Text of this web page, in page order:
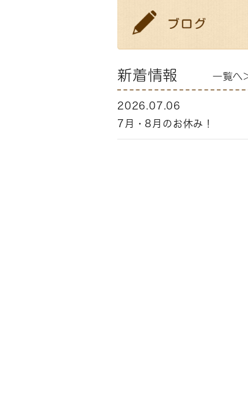
新着情報 一覧へ
2026.07.06
7月・8月のお休み！